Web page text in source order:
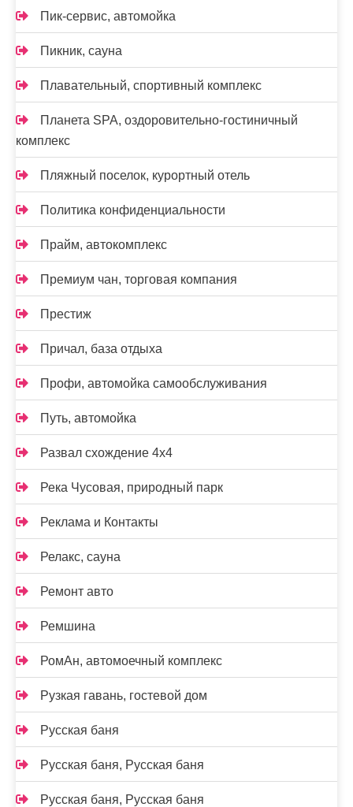
Пик-сервис, автомойка
Пикник, сауна
Плавательный, спортивный комплекс
Планета SPA, оздоровительно-гостиничный
комплекс
Пляжный поселок, курортный отель
Политика конфиденциальности
Прайм, автокомплекс
Премиум чан, торговая компания
Престиж
Причал, база отдыха
Профи, автомойка самообслуживания
Путь, автомойка
Развал схождение 4х4
Река Чусовая, природный парк
Реклама и Контакты
Релакс, сауна
Ремонт авто
Ремшина
РомАн, автомоечный комплекс
Рузкая гавань, гостевой дом
Русская баня
Русская баня, Русская баня
Русская баня, Русская баня